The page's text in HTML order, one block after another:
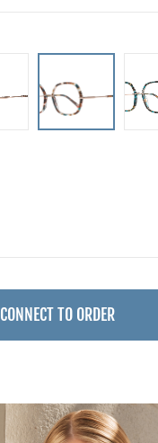
CONNECT TO ORDER